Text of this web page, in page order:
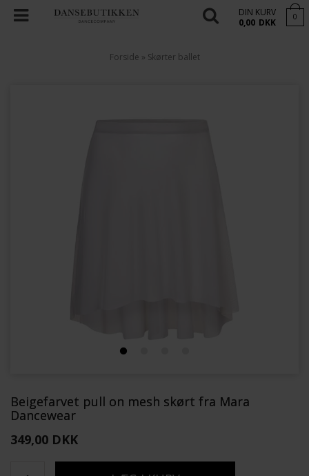
DIN KURV
0,00 DKK 0
Forside » Skørter ballet
Beigefarvet pull on mesh skørt fra Mara
Dancewear
349,00 DKK